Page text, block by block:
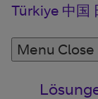
Türkiye 中国
Menu Close